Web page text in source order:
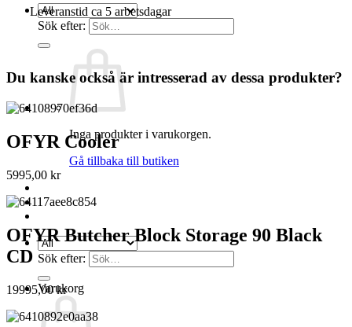
Sök efter:
Inga produkter i varukorgen.
Gå tillbaka till butiken
Sök efter:
Varukorg
Leveranstid ca 5 arbetsdagar
Du kanske också är intresserad av dessa produkter?
OFYR Cooler
5995,00 kr
OFYR Butcher Block Storage 90 Black
CD
19995,00kr